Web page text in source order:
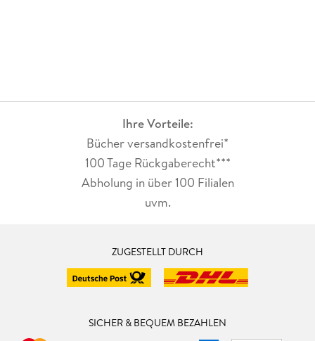
Ihre Vorteile:
Bücher versandkostenfrei*
100 Tage Rückgaberecht***
Abholung in über 100 Filialen
uvm.
ZUGESTELLT DURCH
SICHER & BEQUEM BEZAHLEN